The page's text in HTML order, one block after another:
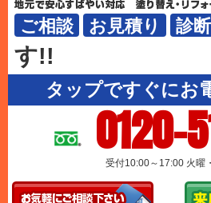
ご相談 お見積り 診断
す!!
タップですぐにお
0120-
受付10:00～17:00 火曜